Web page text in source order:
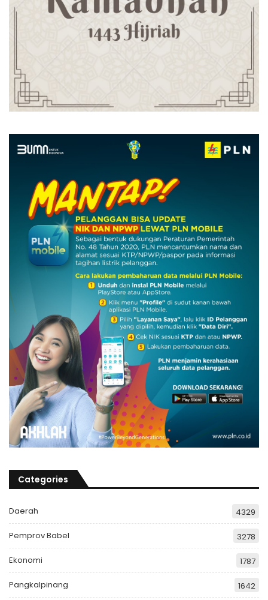
Categories
Daerah 4329
Pemprov Babel 3278
Ekonomi 1787
Pangkalpinang 1642